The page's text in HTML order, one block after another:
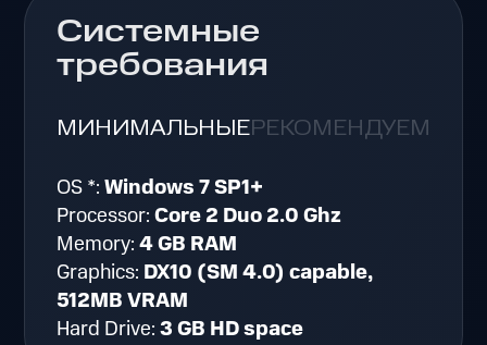
Системные
требования
МИНИМАЛЬНЫЕРЕКОМЕНДУЕМЫЕ
OS *:Windows 7 SP1+
Processor:Core 2 Duo 2.0 Ghz
Memory:4 GB RAM
Graphics: DX10 (SM 4.0) capable,
512MB VRAM
Hard Drive:3 GB HD space